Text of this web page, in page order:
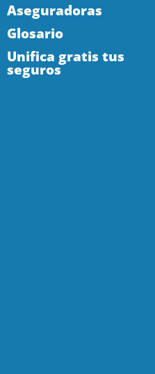
Aseguradoras
Glosario
Unifica gratis tus
seguros